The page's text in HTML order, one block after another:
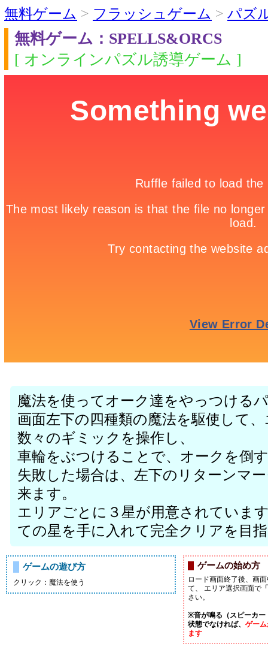
無料ゲーム > フラッシュゲーム > パズ
無料ゲーム：SPELLS&ORCS
[ オンラインパズル誘導ゲーム ]
魔法を使ってオーク達をやっつける
画面左下の四種類の魔法を駆使して
数々のギミックを操作し、
車輪をぶつけることで、オークを倒
失敗した場合は、左下のリターンマ
来ます。
エリアごとに３星が用意されていま
ての星を手に入れて完全クリアを目
ゲームの遊び方
クリック：魔法を使う
ゲームの始め方
ロード画面終了後、画
て、 エリア選択画面で
さい。
※音が鳴る（スピーカー
状態でなければ、 ゲー
ます